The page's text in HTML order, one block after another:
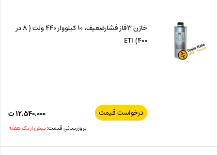
خازن 3فاز فشارضعیف، 10 کیلووار 440 ولت ( 8 در
400) ETI
درخواست قیمت ۱۲,۵۴۰,۰۰۰ت
بروزرسانی قیمت:بیش از یک هفته